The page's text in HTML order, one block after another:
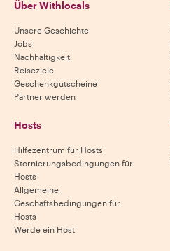
Über Withlocals
Unsere Geschichte
Jobs
Nachhaltigkeit
Reiseziele
Geschenkgutscheine
Partner werden
Hosts
Hilfezentrum für Hosts
Stornierungsbedingungen für
Hosts
Allgemeine
Geschäftsbedingungen für
Hosts
Werde ein Host